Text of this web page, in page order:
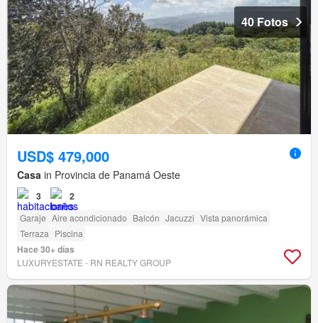
40 Fotos
USD$ 479,000
Casa in Provincia de Panamá Oeste
3 2
Garaje Aire acondicionado Balcón Jacuzzi Vista panorámica
Terraza Piscina
Hace 30+ días
LUXURYESTATE - RN REALTY GROUP